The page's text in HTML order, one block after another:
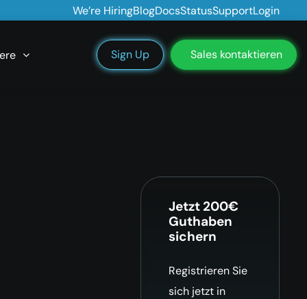
We’re HiringBlogDocsStatusSupportLogin
Sign Up Sales kontaktieren
Jetzt 200€
Guthaben
sichern
Registrieren Sie
sich jetzt in